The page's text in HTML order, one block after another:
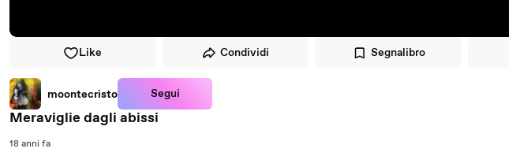
Like Condividi Segnalibro
moontecristo Segui
Meraviglie dagli abissi
18 anni fa